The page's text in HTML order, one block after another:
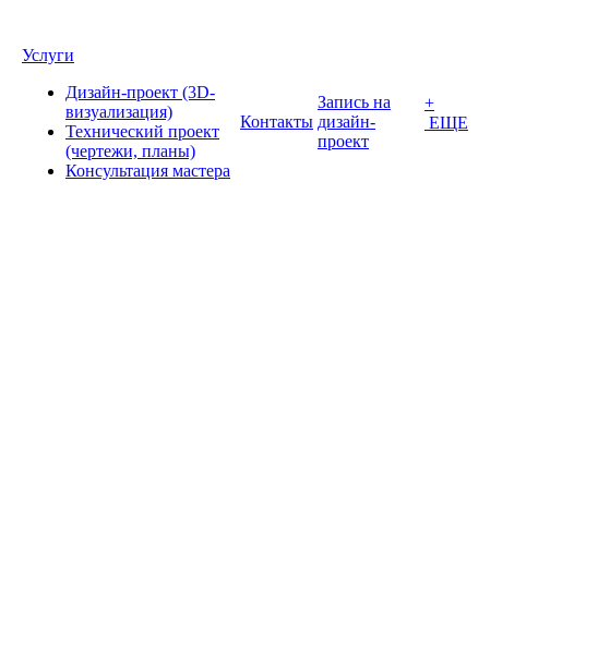
Услуги
Дизайн-проект (3D-
визуализация)
Технический проект
(чертежи, планы)
Консультация мастера
Контакты
Запись на
дизайн-
проект
+
ЕЩЕ